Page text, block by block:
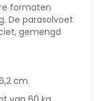
formaten
De parasolvoet
gemengd
cm